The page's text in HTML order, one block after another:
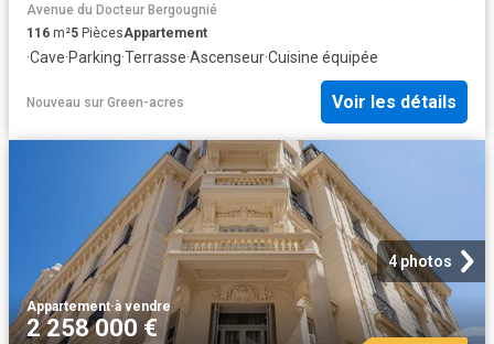
Avenue du Docteur Bergougnié
116 m²5 PiècesAppartement
·Cave·Parking·Terrasse·Ascenseur·Cuisine équipée
Nouveau sur Green-acres Voir les détails
4 photos
Appartement·à vendre
2 258 000 €